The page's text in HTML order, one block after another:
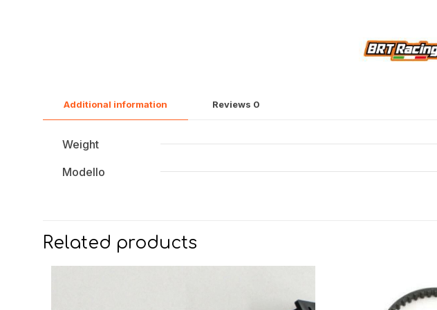
Additional information Reviews 0
Weight
Modello
Related products